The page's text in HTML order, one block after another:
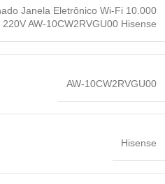
Janela Eletrônico Wi-Fi 10.000
AW-10CW2RVGU00 Hisense
AW-10CW2RVGU00
‎Hisense